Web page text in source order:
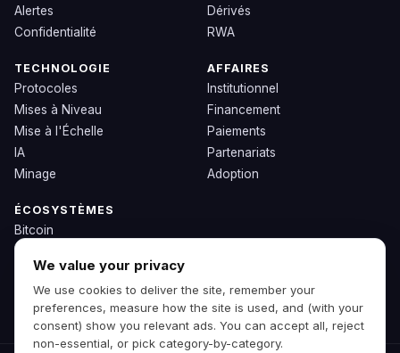
Alertes
Confidentialité
Dérivés
RWA
TECHNOLOGIE
Protocoles
Mises à Niveau
Mise à l'Échelle
IA
Minage
AFFAIRES
Institutionnel
Financement
Paiements
Partenariats
Adoption
ÉCOSYSTÈMES
Bitcoin
Ethereum
Solana
BNB
Autres Chaînes
We value your privacy
We use cookies to deliver the site, remember your
preferences, measure how the site is used, and (with your
consent) show you relevant ads. You can accept all, reject
non-essential, or pick category-by-category.